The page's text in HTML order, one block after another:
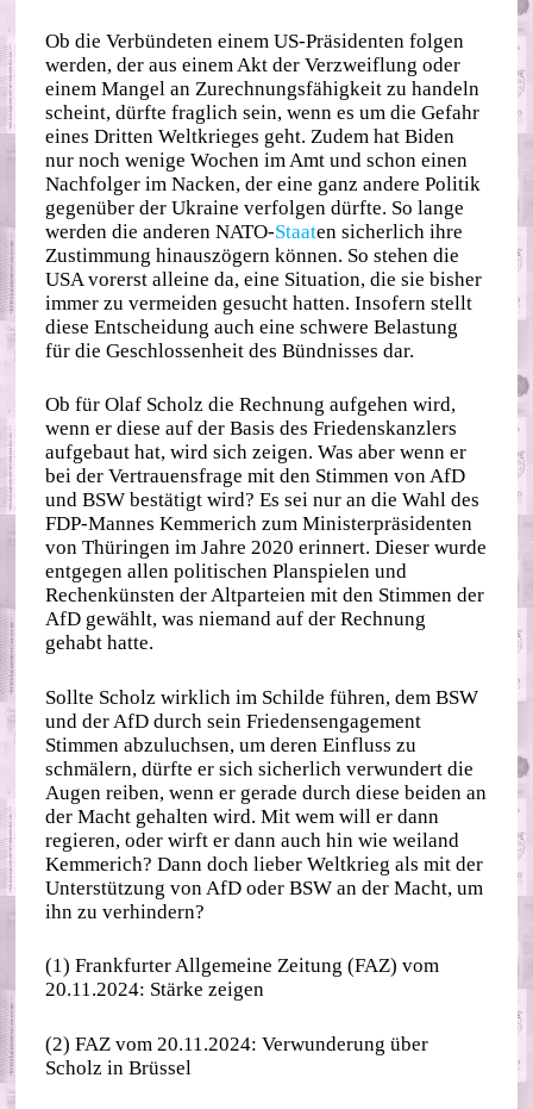
Ob die Verbündeten einem US-Präsidenten folgen
werden, der aus einem Akt der Verzweiflung oder
einem Mangel an Zurechnungsfähigkeit zu handeln
scheint, dürfte fraglich sein, wenn es um die Gefahr
eines Dritten Weltkrieges geht. Zudem hat Biden
nur noch wenige Wochen im Amt und schon einen
Nachfolger im Nacken, der eine ganz andere Politik
gegenüber der Ukraine verfolgen dürfte. So lange
werden die anderen NATO-Staaten sicherlich ihre
Zustimmung hinauszögern können. So stehen die
USA vorerst alleine da, eine Situation, die sie bisher
immer zu vermeiden gesucht hatten. Insofern stellt
diese Entscheidung auch eine schwere Belastung
für die Geschlossenheit des Bündnisses dar.
Ob für Olaf Scholz die Rechnung aufgehen wird,
wenn er diese auf der Basis des Friedenskanzlers
aufgebaut hat, wird sich zeigen. Was aber wenn er
bei der Vertrauensfrage mit den Stimmen von AfD
und BSW bestätigt wird? Es sei nur an die Wahl des
FDP-Mannes Kemmerich zum Ministerpräsidenten
von Thüringen im Jahre 2020 erinnert. Dieser wurde
entgegen allen politischen Planspielen und
Rechenkünsten der Altparteien mit den Stimmen der
AfD gewählt, was niemand auf der Rechnung
gehabt hatte.
Sollte Scholz wirklich im Schilde führen, dem BSW
und der AfD durch sein Friedensengagement
Stimmen abzuluchsen, um deren Einfluss zu
schmälern, dürfte er sich sicherlich verwundert die
Augen reiben, wenn er gerade durch diese beiden an
der Macht gehalten wird. Mit wem will er dann
regieren, oder wirft er dann auch hin wie weiland
Kemmerich? Dann doch lieber Weltkrieg als mit der
Unterstützung von AfD oder BSW an der Macht, um
ihn zu verhindern?
(1) Frankfurter Allgemeine Zeitung (FAZ) vom
20.11.2024: Stärke zeigen
(2) FAZ vom 20.11.2024: Verwunderung über
Scholz in Brüssel